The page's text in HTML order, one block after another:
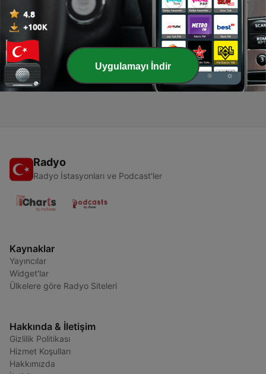
2 - سعيدة يا نينه-الحلقة الأولي-فوضي عارمة-1
29 Tem 2025
1 - Saeida-Ya-Ninuh-سعيدة يا نينه-intro
28 Tem 2025
Radyo
Radyo İstasyonları ve Podcast'ler
Kaynaklar
Yayıncılar
Widget'lar
Ülkelere göre Radyo Siteleri
Hakkında & İletişim
Gizlilik Politikası
Hizmet Koşulları
Hakkımızda
Uygulamayı İndir